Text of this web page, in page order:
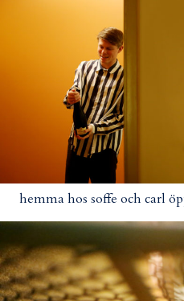
hemma hos soffe och carl